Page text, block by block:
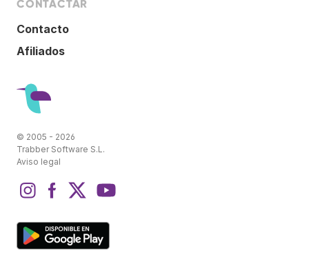
CONTACTAR
Contacto
Afiliados
© 2005 - 2026
Trabber Software S.L.
Aviso legal